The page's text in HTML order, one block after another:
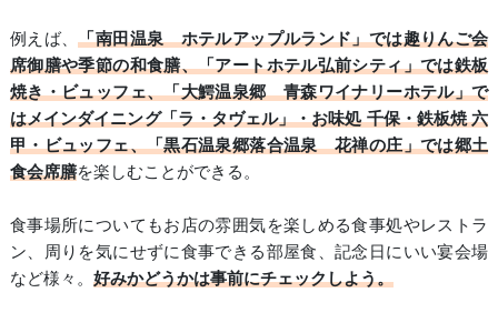
例えば、「南田温泉 ホテルアップルランド」では趣りんご会
席御膳や季節の和食膳、「アートホテル弘前シティ」では鉄板
焼き・ビュッフェ、「大鰐温泉郷 青森ワイナリーホテル」で
はメインダイニング「ラ・タヴェル」・お味処 千保・鉄板焼 六
甲・ビュッフェ、「黒石温泉郷落合温泉 花禅の庄」では郷土
食会席膳を楽しむことができる。
食事場所についてもお店の雰囲気を楽しめる食事処やレストラ
ン、周りを気にせずに食事できる部屋食、記念日にいい宴会場
など様々。 好みかどうかは事前にチェックしよう。